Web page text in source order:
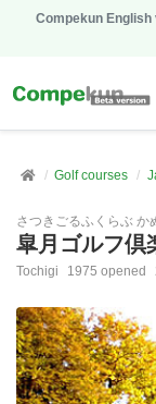
Compekun English
Golf courses
さつきごるふくらぶ か
皐月ゴルフ倶
Tochigi 1975 opened